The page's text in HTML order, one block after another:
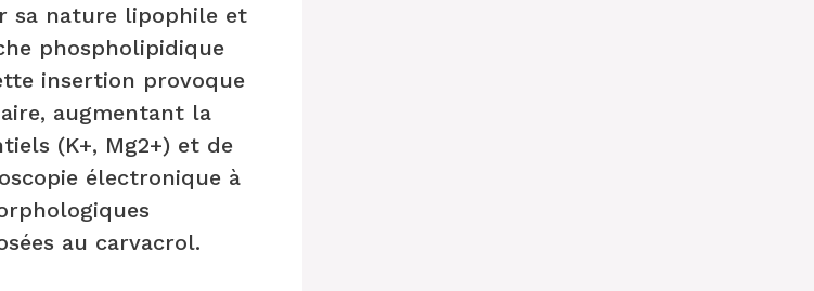
sa nature lipophile et
phospholipidique
insertion provoque
augmentant la
(K+, Mg2+) et de
électronique à
au carvacrol.